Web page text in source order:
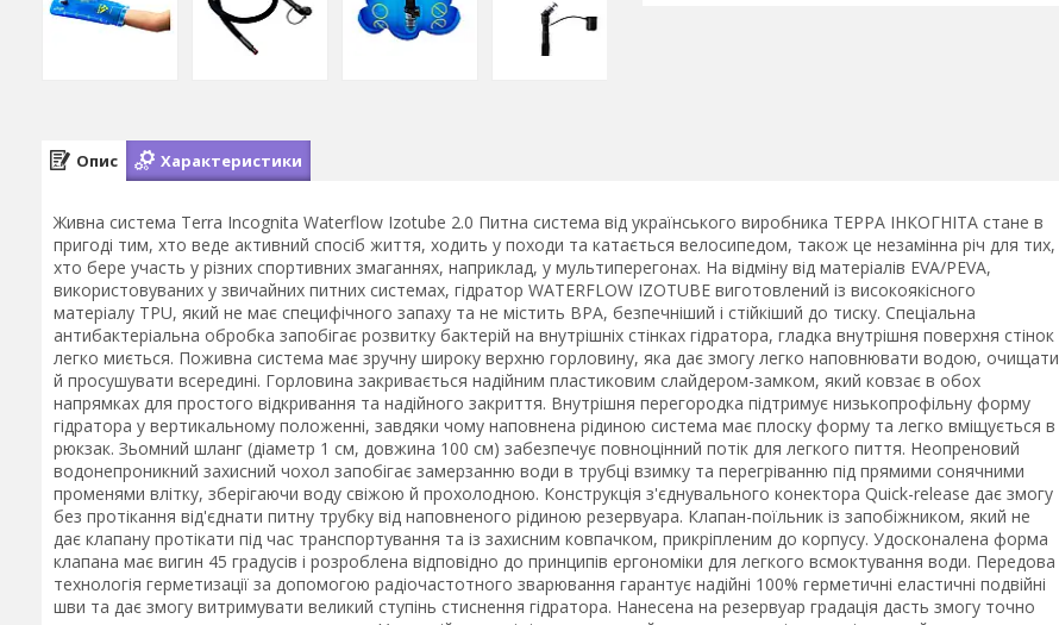
Опис Характеристики
Живна система Terra Incognita Waterflow Izotube 2.0 Питна система від українського виробника ТЕРРА ІНКОГНІТА стане в
пригоді тим, хто веде активний спосіб життя, ходить у походи та катається велосипедом, також це незамінна річ для тих,
хто бере участь у різних спортивних змаганнях, наприклад, у мультиперегонах. На відміну від матеріалів EVA/PEVA,
використовуваних у звичайних питних системах, гідратор WATERFLOW IZOTUBE виготовлений із високоякісного
матеріалу TPU, який не має специфічного запаху та не містить BPA, безпечніший і стійкіший до тиску. Спеціальна
антибактеріальна обробка запобігає розвитку бактерій на внутрішніх стінках гідратора, гладка внутрішня поверхня стінок
легко миється. Поживна система має зручну широку верхню горловину, яка дає змогу легко наповнювати водою, очищати
й просушувати всередині. Горловина закривається надійним пластиковим слайдером-замком, який ковзає в обох
напрямках для простого відкривання та надійного закриття. Внутрішня перегородка підтримує низькопрофільну форму
гідратора у вертикальному положенні, завдяки чому наповнена рідиною система має плоску форму та легко вміщується в
рюкзак. Зьомний шланг (діаметр 1 см, довжина 100 см) забезпечує повноцінний потік для легкого пиття. Неопреновий
водонепроникний захисний чохол запобігає замерзанню води в трубці взимку та перегріванню під прямими сонячними
променями влітку, зберігаючи воду свіжою й прохолодною. Конструкція з'єднувального конектора Quick-release дає змогу
без протікання від'єднати питну трубку від наповненого рідиною резервуара. Клапан-поїльник із запобіжником, який не
дає клапану протікати під час транспортування та із захисним ковпачком, прикріпленим до корпусу. Удосконалена форма
клапана має вигин 45 градусів і розроблена відповідно до принципів ергономіки для легкого всмоктування води. Передова
технологія герметизації за допомогою радіочастотного зварювання гарантує надійні 100% герметичні еластичні подвійні
шви та дає змогу витримувати великий ступінь стиснення гідратора. Нанесена на резервуар градація дасть змогу точно